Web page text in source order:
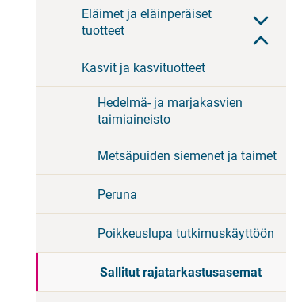
Eläimet ja eläinperäiset
tuotteet
Kasvit ja kasvituotteet
Hedelmä- ja marjakasvien
taimiaineisto
Metsäpuiden siemenet ja taimet
Peruna
Poikkeuslupa tutkimuskäyttöön
Sallitut rajatarkastusasemat